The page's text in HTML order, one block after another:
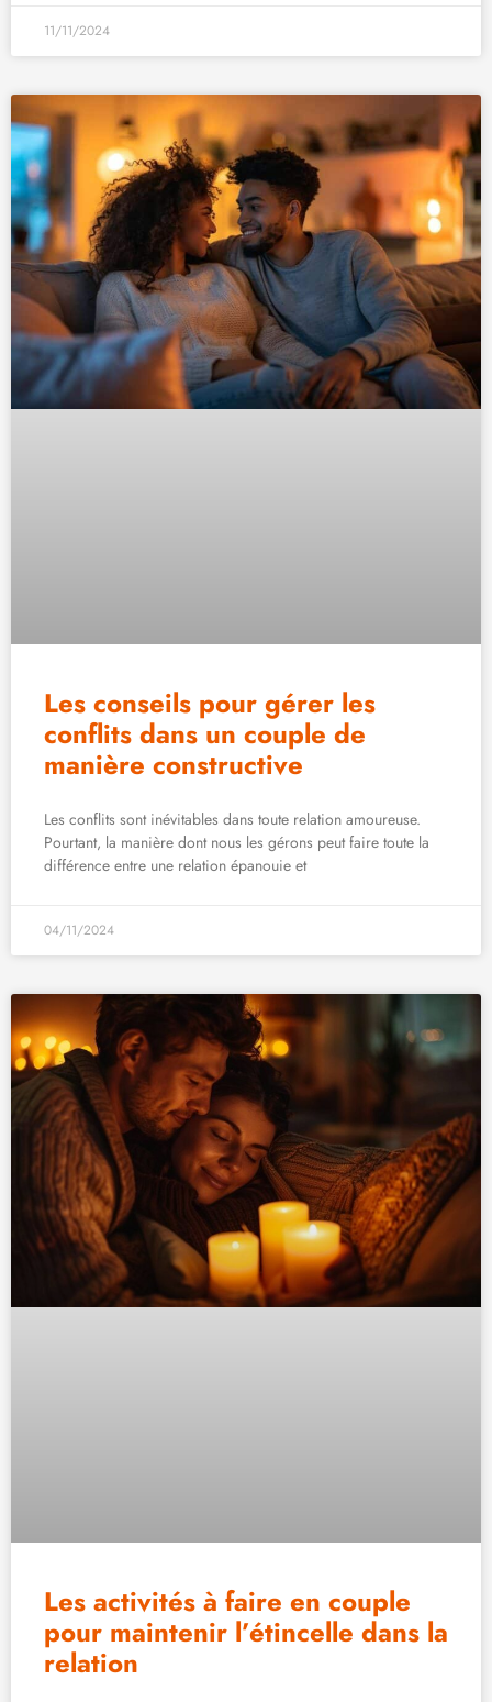
11/11/2024
Les conseils pour gérer les
conflits dans un couple de
manière constructive
Les conflits sont inévitables dans toute relation amoureuse.
Pourtant, la manière dont nous les gérons peut faire toute la
différence entre une relation épanouie et
04/11/2024
Les activités à faire en couple
pour maintenir l’étincelle dans la
relation